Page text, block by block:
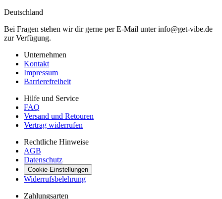
Deutschland
Bei Fragen stehen wir dir gerne per E-Mail unter info@get-vibe.de
zur Verfügung.
Unternehmen
Kontakt
Impressum
Barrierefreiheit
Hilfe und Service
FAQ
Versand und Retouren
Vertrag widerrufen
Rechtliche Hinweise
AGB
Datenschutz
Cookie-Einstellungen
Widerrufsbelehrung
Zahlungsarten